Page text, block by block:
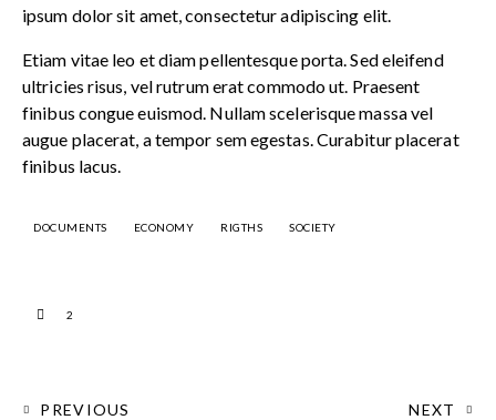
ipsum dolor sit amet, consectetur adipiscing elit.
Etiam vitae leo et diam pellentesque porta. Sed eleifend
ultricies risus, vel rutrum erat commodo ut. Praesent
finibus congue euismod. Nullam scelerisque massa vel
augue placerat, a tempor sem egestas. Curabitur placerat
finibus lacus.
DOCUMENTS ECONOMY RIGTHS SOCIETY
2
PREVIOUS NEXT